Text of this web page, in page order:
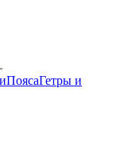
ПоясаГетры и